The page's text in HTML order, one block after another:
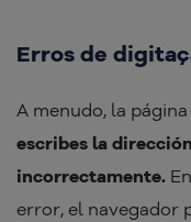
Erros de
A menudo, la
escribes la
incorrectamente.
error, el navegador